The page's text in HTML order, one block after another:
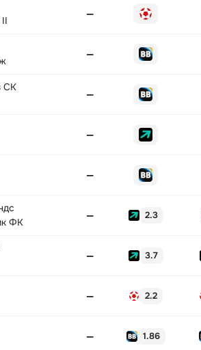
—
—
СК
—
—
—
ФК
— 2.3
— 3.7
— 2.2
— 1.86